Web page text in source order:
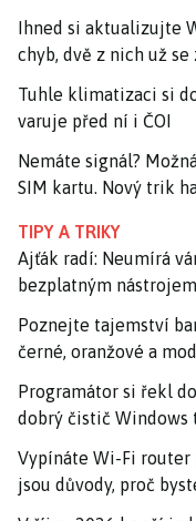
Ihned si aktualizujte
chyb, dvě z nich už
Tuhle klimatizaci si
varuje před ní i ČOI
Nemáte signál?
SIM kartu. Nový trik
TIPY A TRIKY
Ajťák radí: Neumírá
bezplatným
Poznejte tajemství
černé, oranžové a
Programátor si řekl
dobrý čistič Windows
Vypínáte Wi-Fi router
jsou důvody, proč